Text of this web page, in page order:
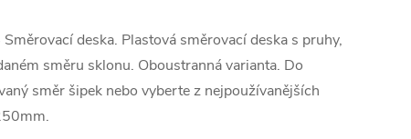
deska. Plastová směrovací deska s pruhy,
směru sklonu. Oboustranná varianta. Do
směr šipek nebo vyberte z nejpoužívanějších